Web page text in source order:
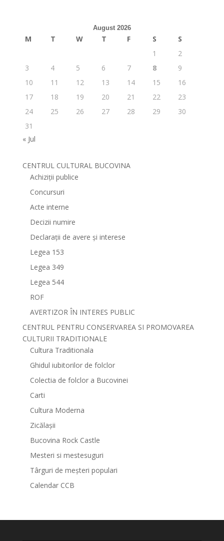
August 2026
M T W T F S
S
1
2
3
4 5 6 7 8
9
10
11 12 13 14 15
16
17
18 19 20 21 22
23
24
25 26 27 28 29
30
31
« Jul
CENTRUL CULTURAL BUCOVINA
Achiziții publice
Concursuri
Acte interne
Decizii numire
Declarații de avere și interese
Legea 153
Legea 349
Legea 544
ROF
AVERTIZOR ÎN INTERES PUBLIC
CENTRUL PENTRU CONSERVAREA SI PROMOVAREA
CULTURII TRADITIONALE
Cultura Traditionala
Ghidul iubitorilor de folclor
Colectia de folclor a Bucovinei
Carti
Cultura Moderna
Zicălașii
Bucovina Rock Castle
Mesteri si mestesuguri
Târguri de meșteri populari
Calendar CCB